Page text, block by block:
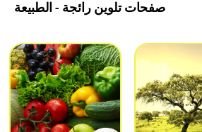
صفحات تلوين رائجة - الطبيعة